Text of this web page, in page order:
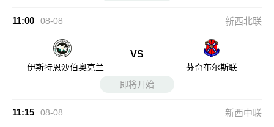
11:00 08-08 新西北联
伊斯特恩沙伯奥克兰
VS
芬奇布尔斯联
即将开始
11:15 08-08 新西中联